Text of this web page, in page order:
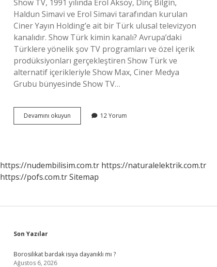
Show TV, 1991 yılında Erol Aksoy, Dinç Bilgin,
Haldun Simavi ve Erol Simavi tarafından kurulan
Ciner Yayın Holding’e ait bir Türk ulusal televizyon
kanalıdır. Show Türk kimin kanalı? Avrupa’daki
Türklere yönelik şov TV programları ve özel içerik
prodüksiyonları gerçekleştiren Show Türk ve
alternatif içerikleriyle Show Max, Ciner Medya
Grubu bünyesinde Show TV…
Devamını okuyun
Tv
12 Yorum
https://nudembilisim.com.tr https://naturalelektrik.com.tr
https://pofs.com.trSitemap
Sidebar
Son Yazılar
Borosilikat bardak isıya dayanıklı mı ?
Ağustos 6, 2026